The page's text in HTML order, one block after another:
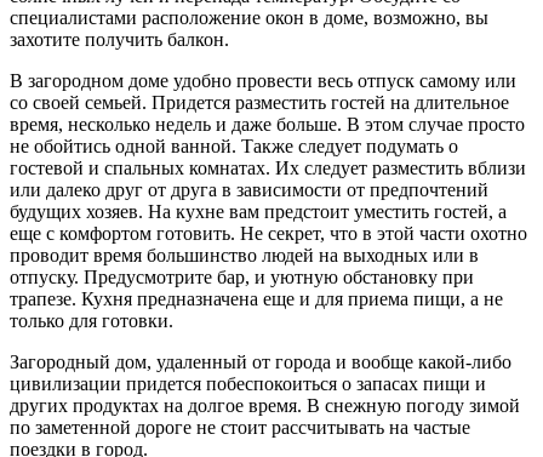
специалистами расположение окон в доме, возможно, вы
захотите получить балкон.
В загородном доме удобно провести весь отпуск самому или
со своей семьей. Придется разместить гостей на длительное
время, несколько недель и даже больше. В этом случае просто
не обойтись одной ванной. Также следует подумать о
гостевой и спальных комнатах. Их следует разместить вблизи
или далеко друг от друга в зависимости от предпочтений
будущих хозяев. На кухне вам предстоит уместить гостей, а
еще с комфортом готовить. Не секрет, что в этой части охотно
проводит время большинство людей на выходных или в
отпуску. Предусмотрите бар, и уютную обстановку при
трапезе. Кухня предназначена еще и для приема пищи, а не
только для готовки.
Загородный дом, удаленный от города и вообще какой-либо
цивилизации придется побеспокоиться о запасах пищи и
других продуктах на долгое время. В снежную погоду зимой
по заметенной дороге не стоит рассчитывать на частые
поездки в город.